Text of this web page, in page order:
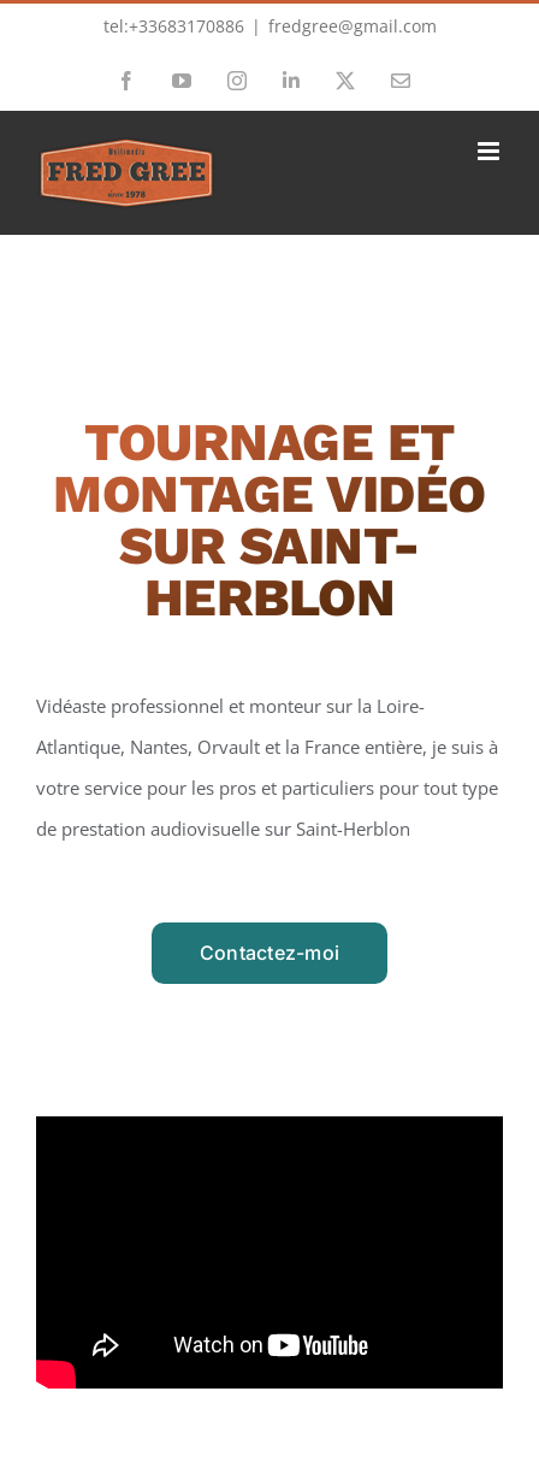
tel:+33683170886 | fredgree@gmail.com
FacebookYouTubeInstagramLinkedIn Email
TOURNAGE ET
MONTAGE VIDÉO
SUR SAINT-
HERBLON
Vidéaste professionnel et monteur sur la Loire-
Atlantique, Nantes, Orvault et la France entière, je suis à
votre service pour les pros et particuliers pour tout type
de prestation audiovisuelle sur Saint-Herblon
Contactez-moi